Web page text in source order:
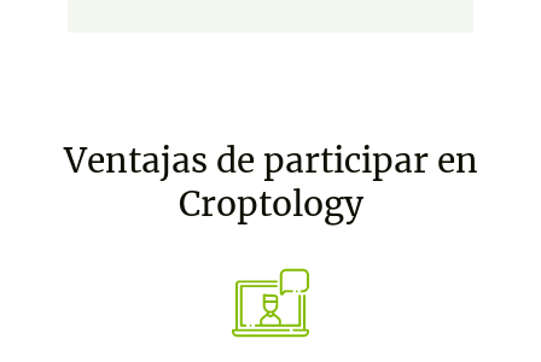
Ventajas de participar en
Croptology